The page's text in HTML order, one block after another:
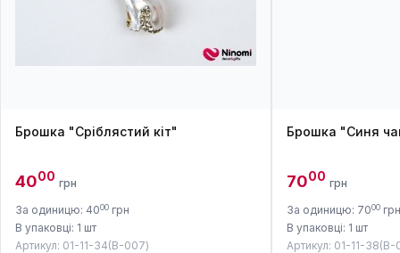
Брошка "Сріблястий кіт"
4000 грн
За одиницю: 4000 грн
В упаковці: 1 шт
Артикул: 01-11-34(B-007)
Брошка "Синя
7000 грн
За одиницю: 7000 грн
В упаковці: 1 шт
Артикул: 01-11-38(B-